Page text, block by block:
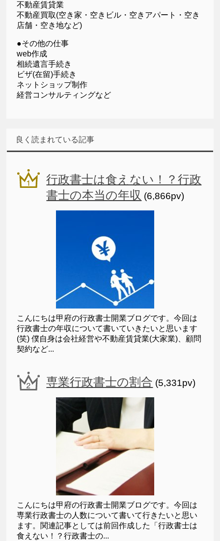
不動産賃貸業
不動産買取(空き家・空きビル・空きアパート・空き
店舗・空き地など)
●その他の仕事
web作成
相続遺言手続き
ビザ(在留)手続き
ネットショップ制作
経営コンサルティングなど
良く読まれている記事
行政書士は食えない！？行政
書士の本当の年収 (6,866pv)
こんにちは甲府の行政書士開業ブログです。今回は
行政書士の年収について書いていきたいと思います
(笑) 僕自身は会社経営や不動産賃貸業(大家業)、顧問
契約など...
専業行政書士の割合 (5,331pv)
こんにちは甲府の行政書士開業ブログです。今回は
専業行政書士の人数について書いて行きたいと思い
ます。関連記事としては前回作成した「行政書士は
食えない！？行政書士の...